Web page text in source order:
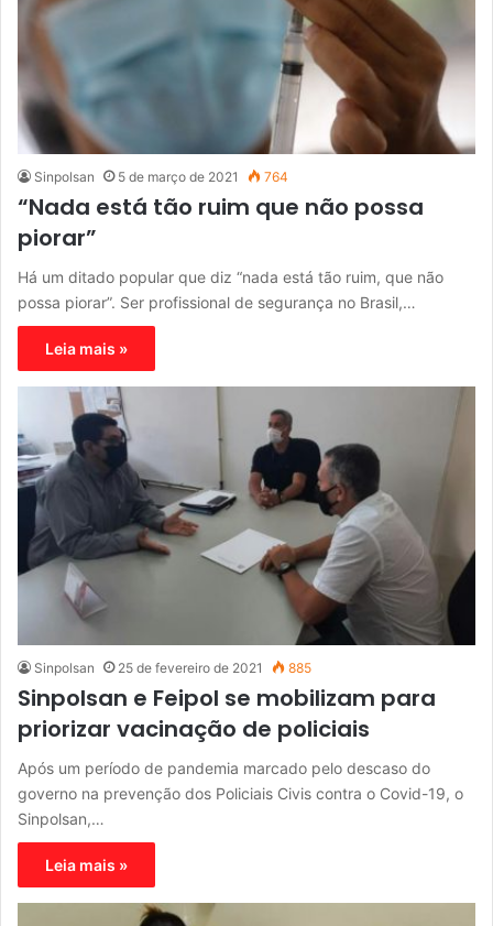
Sinpolsan 5 de março de 2021 764
“Nada está tão ruim que não possa
piorar”
Há um ditado popular que diz “nada está tão ruim, que não
possa piorar”. Ser profissional de segurança no Brasil,…
Leia mais »
Sinpolsan 25 de fevereiro de 2021 885
Sinpolsan e Feipol se mobilizam para
priorizar vacinação de policiais
Após um período de pandemia marcado pelo descaso do
governo na prevenção dos Policiais Civis contra o Covid-19, o
Sinpolsan,…
Leia mais »